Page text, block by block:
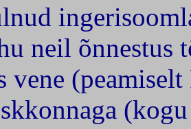
neil õnnestus
vene